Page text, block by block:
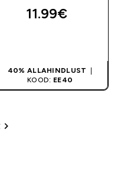
11.99€‎
40% ALLAHINDLUST
|
KOOD: EE40